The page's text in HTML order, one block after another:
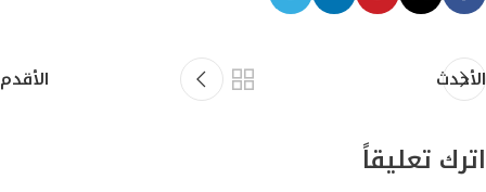
الأحدث الأقدم
اترك تعليقاً